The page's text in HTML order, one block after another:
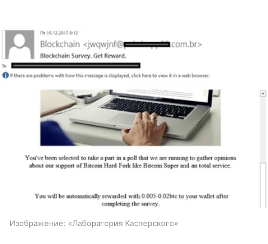
Изображение: «Лаборатория Касперского»